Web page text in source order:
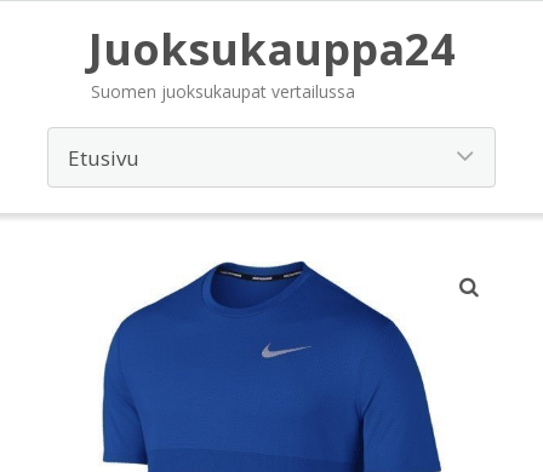
Juoksukauppa24
Suomen juoksukaupat vertailussa